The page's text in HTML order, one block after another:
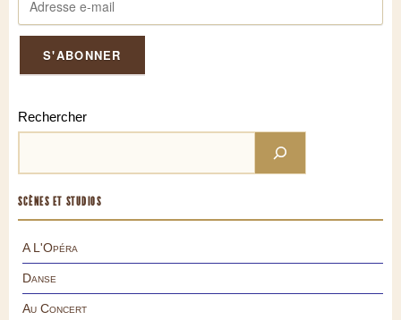
Rechercher
SCÈNES ET STUDIOS
A L'Opéra
Danse
Au Concert